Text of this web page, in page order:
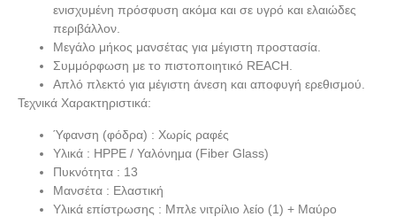
ενισχυμένη πρόσφυση ακόμα και σε υγρό και ελαιώδες
περιβάλλον.
Μεγάλο μήκος μανσέτας για μέγιστη προστασία.
Συμμόρφωση με το πιστοποιητικό REACH.
Απλό πλεκτό για μέγιστη άνεση και αποφυγή ερεθισμού.
Τεχνικά Χαρακτηριστικά:
Ύφανση (φόδρα) : Χωρίς ραφές
Υλικά : HPPE / Υαλόνημα (Fiber Glass)
Πυκνότητα : 13
Μανσέτα : Ελαστική
Υλικά επίστρωσης : Μπλε νιτρίλιο λείο (1) + Μαύρο